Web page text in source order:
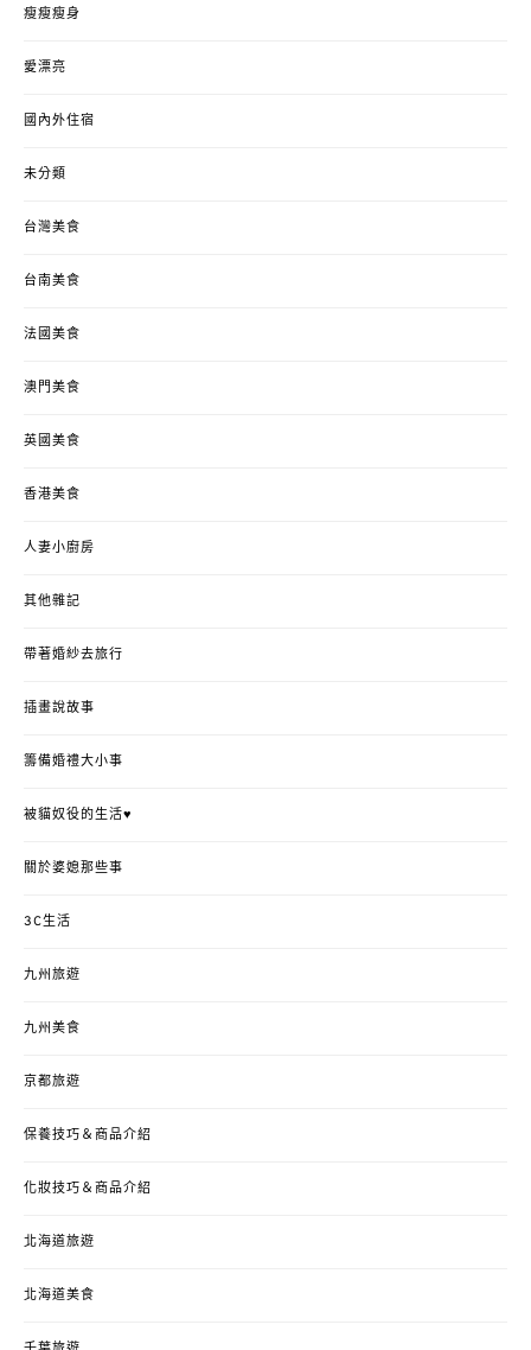
瘦瘦瘦身
愛漂亮
國內外住宿
未分類
台灣美食
台南美食
法國美食
澳門美食
英國美食
香港美食
人妻小廚房
其他雜記
帶著婚紗去旅行
插畫說故事
籌備婚禮大小事
被貓奴役的生活♥
關於婆媳那些事
3C生活
九州旅遊
九州美食
京都旅遊
保養技巧＆商品介紹
化妝技巧＆商品介紹
北海道旅遊
北海道美食